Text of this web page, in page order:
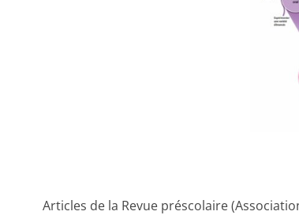
Articles de la Revue préscolaire